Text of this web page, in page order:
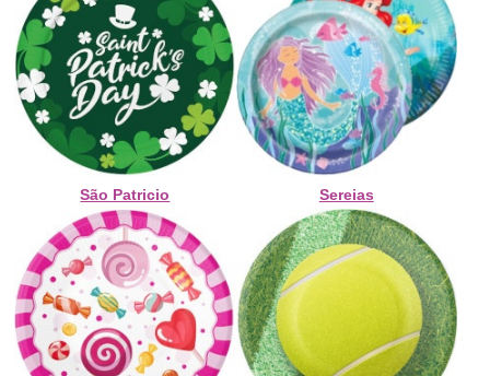
São Patricio Sereias